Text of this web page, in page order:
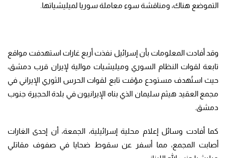
التموضع هناك، ومناقشة سوء معاملة سوريا لميليشياتها.
وقد أفادت المعلومات بأن إسرائيل نفذت أربع غارات استهدفت مواقع
تابعة لقوات النظام السوري وميليشيات موالية لإيران قرب دمشق،
حيث استُهدف مستودع مؤقت تابع لقوات الحرس الثوري الإيراني في
مجمع العقيد هيثم سليمان الذي بناه الإيرانيون في بلدة الحجيرة جنوب
دمشق.
كما أفادت وسائل إعلام محلية إسرائيلية، الجمعة، أن إحدى الغارات
أصابت المجمع، مما أسفر عن سقوط ضحايا في صفوف مقاتلي